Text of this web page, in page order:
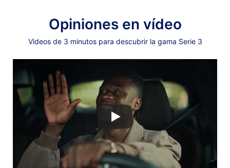
Opiniones en vídeo
Videos de 3 minutos para descubrir la gama Serie 3